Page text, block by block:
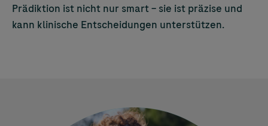
Prädiktion ist nicht nur smart – sie ist präzise und
kann klinische Entscheidungen unterstützen.